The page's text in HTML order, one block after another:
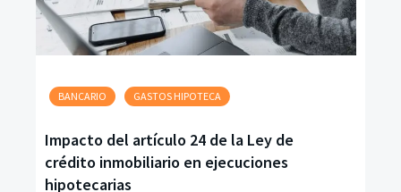
BANCARIO GASTOS HIPOTECA
Impacto del artículo 24 de la Ley de
crédito inmobiliario en ejecuciones
hipotecarias